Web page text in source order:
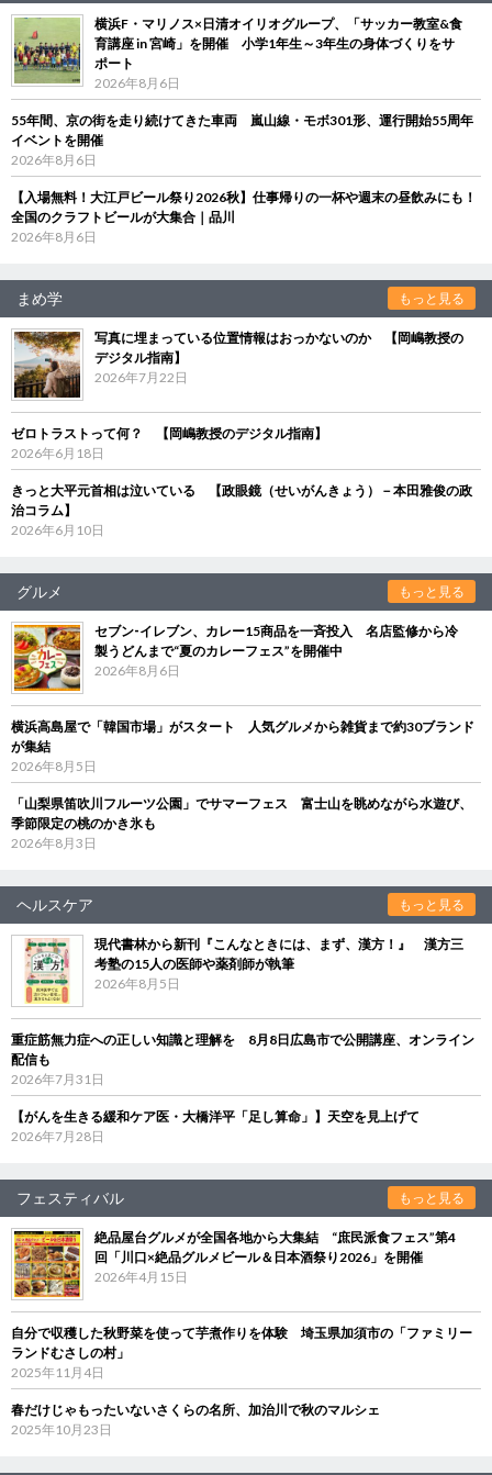
横浜F・マリノス×日清オイリオグループ、「サッカー教室&食
育講座 in 宮崎」を開催 小学1年生～3年生の身体づくりをサ
ポート
2026年8月6日
55年間、京の街を走り続けてきた車両 嵐山線・モボ301形、運行開始55周年
イベントを開催
2026年8月6日
【入場無料！大江戸ビール祭り2026秋】仕事帰りの一杯や週末の昼飲みにも！
全国のクラフトビールが大集合｜品川
2026年8月6日
まめ学 もっと見る
写真に埋まっている位置情報はおっかないのか 【岡嶋教授の
デジタル指南】
2026年7月22日
ゼロトラストって何？ 【岡嶋教授のデジタル指南】
2026年6月18日
きっと大平元首相は泣いている 【政眼鏡（せいがんきょう）－本田雅俊の政
治コラム】
2026年6月10日
グルメ もっと見る
セブン‐イレブン、カレー15商品を一斉投入 名店監修から冷
製うどんまで“夏のカレーフェス”を開催中
2026年8月6日
横浜高島屋で「韓国市場」がスタート 人気グルメから雑貨まで約30ブランド
が集結
2026年8月5日
「山梨県笛吹川フルーツ公園」でサマーフェス 富士山を眺めながら水遊び、
季節限定の桃のかき氷も
2026年8月3日
ヘルスケア もっと見る
現代書林から新刊『こんなときには、まず、漢方！』 漢方三
考塾の15人の医師や薬剤師が執筆
2026年8月5日
重症筋無力症への正しい知識と理解を 8月8日広島市で公開講座、オンライン
配信も
2026年7月31日
【がんを生きる緩和ケア医・大橋洋平「足し算命」】天空を見上げて
2026年7月28日
フェスティバル もっと見る
絶品屋台グルメが全国各地から大集結 “庶民派食フェス”第4
回「川口×絶品グルメビール＆日本酒祭り2026」を開催
2026年4月15日
自分で収穫した秋野菜を使って芋煮作りを体験 埼玉県加須市の「ファミリー
ランドむさしの村」
2025年11月4日
春だけじゃもったいないさくらの名所、加治川で秋のマルシェ
2025年10月23日